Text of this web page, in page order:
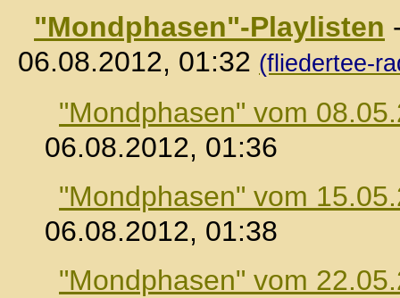
"Mondphasen"-Playlisten
06.08.2012, 01:32 (fliedertee-
"Mondphasen" vom
06.08.2012, 01:36
"Mondphasen" vom
06.08.2012, 01:38
"Mondphasen" vom